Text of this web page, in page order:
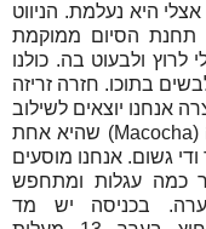
היא נעלמת. הניווט
תחנת הסיום ממוקמת
ולבעוט בה. כולנו
בתוכו. חזרה זריזה
אנחנו יוצאים לשילוב
(
Macocha) שהיא אחת
גשום. אנחנו מוסעים
כמה עגלות ומתחפש
בכניסה יש מד